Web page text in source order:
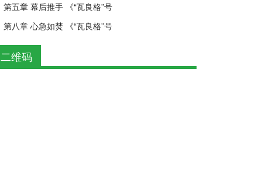
第五章 幕后推手 《“瓦良格”号
第八章 心急如焚 《“瓦良格”号
二维码